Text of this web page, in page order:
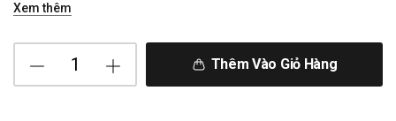
Xem thêm
Thêm Vào Giỏ Hàng